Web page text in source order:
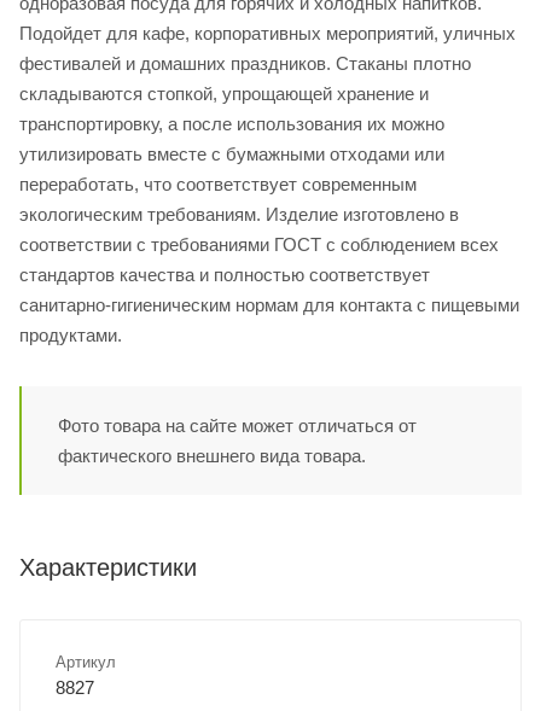
Подойдет для кафе, корпоративных мероприятий, уличных
фестивалей и домашних праздников. Стаканы плотно
складываются стопкой, упрощающей хранение и
транспортировку, а после использования их можно
утилизировать вместе с бумажными отходами или
переработать, что соответствует современным
экологическим требованиям. Изделие изготовлено в
соответствии с требованиями ГОСТ с соблюдением всех
стандартов качества и полностью соответствует
санитарно-гигиеническим нормам для контакта с пищевыми
продуктами.
Фото товара на сайте может отличаться от
фактического внешнего вида товара.
Характеристики
Артикул
8827